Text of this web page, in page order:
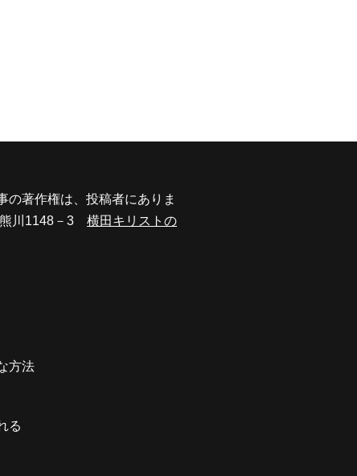
の著作権は、投稿者にありま
川1148－3 横田キリストの
方法
る